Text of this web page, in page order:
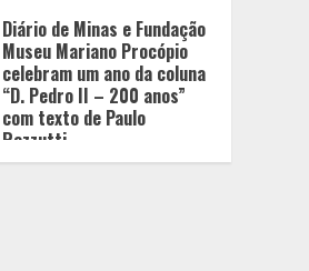
Diário de Minas e Fundação
Museu Mariano Procópio
celebram um ano da coluna
“D. Pedro II – 200 anos”
com texto de Paulo
Rezzutti
Chegada da seca